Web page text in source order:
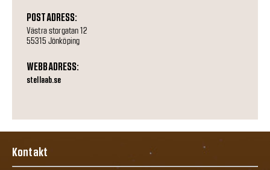
POSTADRESS:
Västra storgatan 12
55315 Jönköping
WEBBADRESS:
stellaab.se
Kontakt